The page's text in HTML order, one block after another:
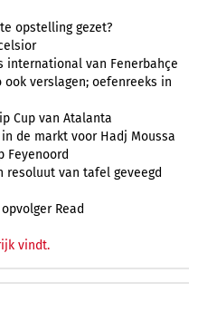
opstelling gezet?
international van Fenerbahçe
ook verslagen; oefenreeks in
Cup van Atalanta
de markt voor Hadj Moussa
Feyenoord
resoluut van tafel geveegd
Read
vindt.